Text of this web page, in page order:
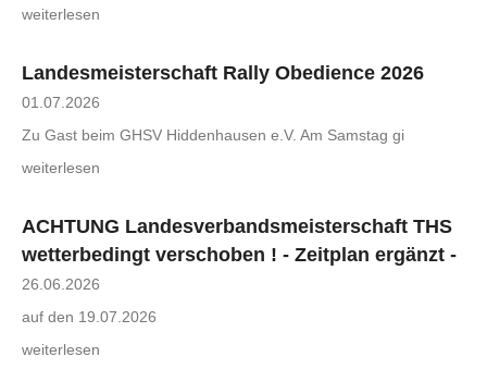
weiterlesen
Landesmeisterschaft Rally Obedience 2026
01.07.2026
Zu Gast beim GHSV Hiddenhausen e.V. Am Samstag gi
weiterlesen
ACHTUNG Landesverbandsmeisterschaft THS
wetterbedingt verschoben ! - Zeitplan ergänzt -
26.06.2026
auf den 19.07.2026
weiterlesen